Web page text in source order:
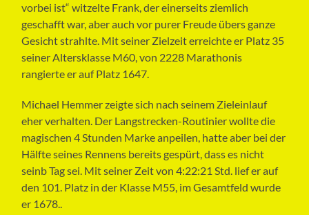
vorbei ist“ witzelte Frank, der einerseits ziemlich
geschafft war, aber auch vor purer Freude übers ganze
Gesicht strahlte. Mit seiner Zielzeit erreichte er Platz 35
seiner Altersklasse M60, von 2228 Marathonis
rangierte er auf Platz 1647.
Michael Hemmer zeigte sich nach seinem Zieleinlauf
eher verhalten. Der Langstrecken-Routinier wollte die
magischen 4 Stunden Marke anpeilen, hatte aber bei der
Hälfte seines Rennens bereits gespürt, dass es nicht
seinb Tag sei. Mit seiner Zeit von 4:22:21 Std. lief er auf
den 101. Platz in der Klasse M55, im Gesamtfeld wurde
er 1678..